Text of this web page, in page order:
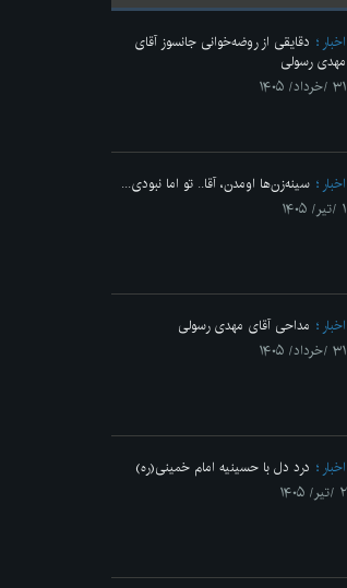
اخبار
دقایقی از روضه‌خوانی جانسوز آقای
مهدی رسولی
۳۱ /خرداد/ ۱۴۰۵
اخبار
سینه‌زن‌ها اومدن،‌ آقا.. تو اما نبودی...
۱ /تیر/ ۱۴۰۵
اخبار
مداحی آقای مهدی رسولی
۳۱ /خرداد/ ۱۴۰۵
اخبار
درد دل با حسینیه امام خمینی(ره)
۲ /تیر/ ۱۴۰۵